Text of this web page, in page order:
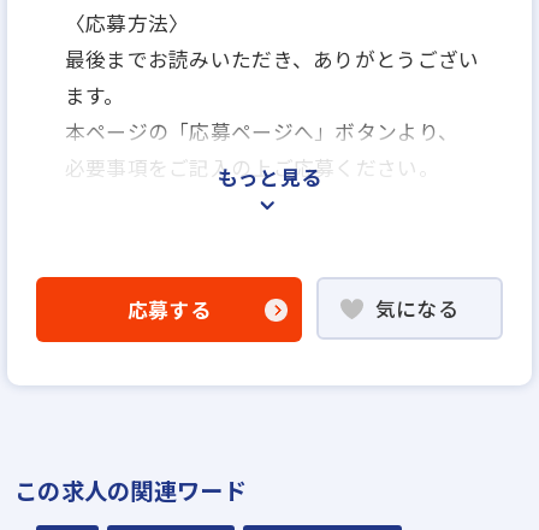
〈応募方法〉
最後までお読みいただき、ありがとうござい
ます。
本ページの「応募ページへ」ボタンより、
必要事項をご記入の上ご応募ください。
エントリー
▼
書類選考
もっと見る
応募する 気になる
この求人の関連ワード